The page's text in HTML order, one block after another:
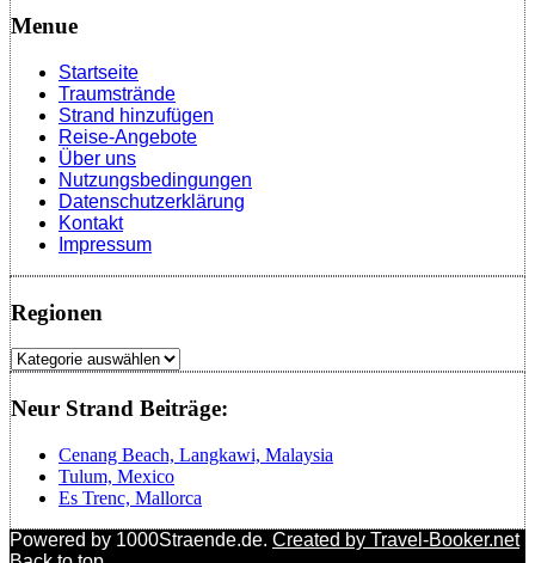
Menue
Startseite
Traumstrände
Strand hinzufügen
Reise-Angebote
Über uns
Nutzungsbedingungen
Datenschutzerklärung
Kontakt
Impressum
Regionen
Regionen
Neur Strand Beiträge:
Cenang Beach, Langkawi, Malaysia
Tulum, Mexico
Es Trenc, Mallorca
Powered by 1000Straende.de. Created by Travel-Booker.net